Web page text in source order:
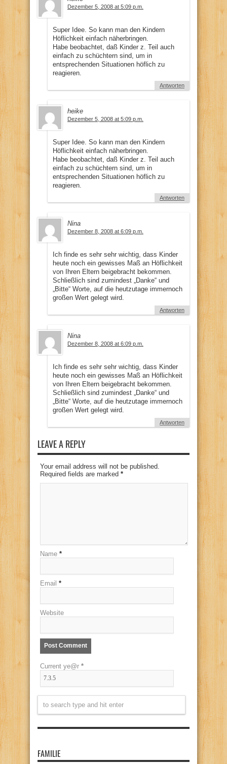
Dezember 5, 2008 at 5:09 p.m.
Super Idee. So kann man den Kindern
Höflichkeit einfach näherbringen.
Habe beobachtet, daß Kinder z. Teil auch
einfach zu schüchtern sind, um in
entsprechenden Situationen höflich zu
reagieren.
Antworten
heike
Dezember 5, 2008 at 5:09 p.m.
Super Idee. So kann man den Kindern
Höflichkeit einfach näherbringen.
Habe beobachtet, daß Kinder z. Teil auch
einfach zu schüchtern sind, um in
entsprechenden Situationen höflich zu
reagieren.
Antworten
Nina
Dezember 8, 2008 at 6:09 p.m.
Ich finde es sehr sehr wichtig, dass Kinder
heute noch ein gewisses Maß an Höflichkeit
von Ihren Eltern beigebracht bekommen.
Schließlich sind zumindest „Danke“ und
„Bitte“ Worte, auf die heutzutage immernoch
großen Wert gelegt wird.
Antworten
Nina
Dezember 8, 2008 at 6:09 p.m.
Ich finde es sehr sehr wichtig, dass Kinder
heute noch ein gewisses Maß an Höflichkeit
von Ihren Eltern beigebracht bekommen.
Schließlich sind zumindest „Danke“ und
„Bitte“ Worte, auf die heutzutage immernoch
großen Wert gelegt wird.
Antworten
LEAVE A REPLY
Your email address will not be published.
Required fields are marked *
Name *
Email *
Website
Current ye@r *
FAMILIE